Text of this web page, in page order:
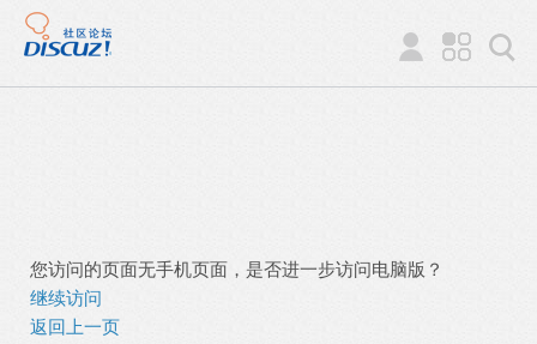
您访问的页面无手机页面，是否进一步访问电脑版？
继续访问
返回上一页